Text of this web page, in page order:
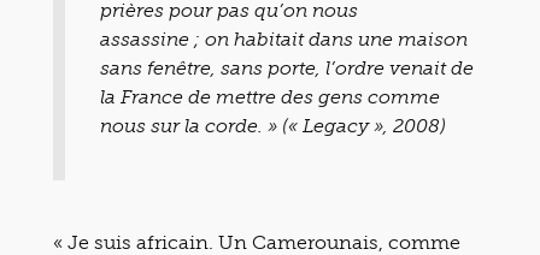
prières pour pas qu’on nous
assassine ; on habitait dans une maison
sans fenêtre, sans porte, l’ordre venait de
la France de mettre des gens comme
nous sur la corde. » (« Legacy », 2008)
« Je suis africain. Un Camerounais, comme